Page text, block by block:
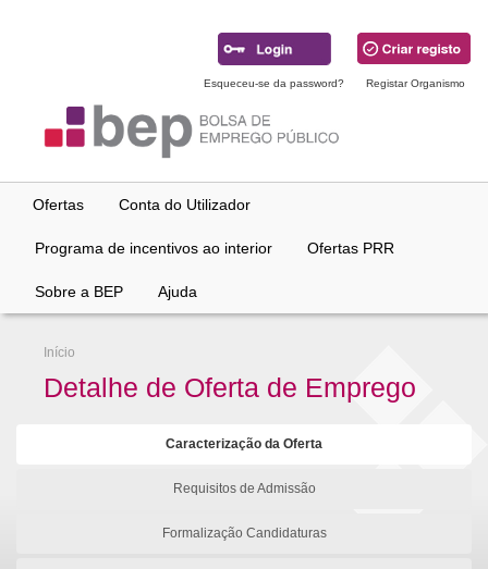
Esqueceu-se da password? Registar Organismo
Ofertas Conta do Utilizador
Programa de incentivos ao interior Ofertas PRR
Sobre a BEP Ajuda
Início
Detalhe de Oferta de Emprego
Caracterização da Oferta
Requisitos de Admissão
Formalização Candidaturas